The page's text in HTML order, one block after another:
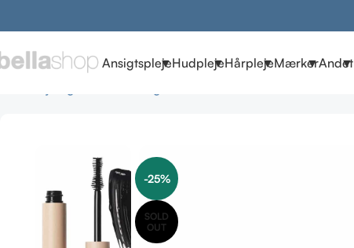
AnsigtsplejeHudplejeHårplejeMærkerAndet
-25%
SOLD
OUT